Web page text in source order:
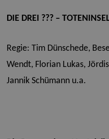
DIE DREI ??? –
Regie: Tim Dünschede,
Wendt, Florian Lukas,
Jannik Schümann u.a.